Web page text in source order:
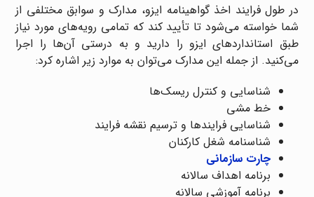
در طول فرایند اخذ گواهینامه ایزو، مدارک و سوابق مختلفی از
شما خواسته می‌شود تا تأیید کند که تمامی رویه‌های مورد نیاز
طبق استانداردهای ایزو را دارید و به درستی آن‌ها را اجرا
می‌کنید. از جمله این مدارک می‌توان به موارد زیر اشاره کرد:
شناسایی و کنترل ریسک‌ها
خط مشی
شناسایی فرایندها و ترسیم نقشه فرایند
شناسنامه شغل کارکنان
چارت سازمانی
برنامه اهداف سالانه
برنامه آموزشی سالانه